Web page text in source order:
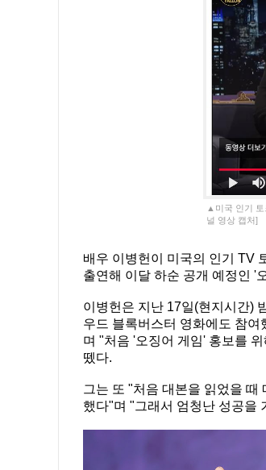
▲미국 인기 토
널 영상 캡처]
배우 이병헌이 미국의 인기 TV
출연해 이달 하순 공개 예정인 '
이병헌은 지난 17일(현지시간)
우드 블록버스터 영화에도 참
며 "처음 '오징어 게임' 홍보를
뗐다.
그는 또 "처음 대본을 읽었을 때
했다"며 "그래서 엄청난 성공을